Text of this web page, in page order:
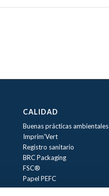
CALIDAD
Buenas prácticas ambientales
Imprim’Vert
Registro sanitario
BRC Packaging
FSC®
Papel PEFC